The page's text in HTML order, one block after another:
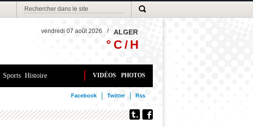
ALGER
/
vendredi 07 août 2026
° C /H
Sports Histoire VIDÉOS PHOTOS
Facebook Twitter Rss